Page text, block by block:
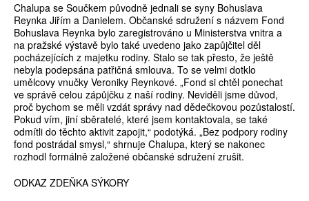
Chalupa se Součkem původně jednali se syny Bohuslava
Reynka Jiřím a Danielem. Občanské sdružení s názvem Fond
Bohuslava Reynka bylo zaregistrováno u Ministerstva vnitra a
na pražské výstavě bylo také uvedeno jako zapůjčitel děl
pocházejících z majetku rodiny. Stalo se tak přesto, že ještě
nebyla podepsána patřičná smlouva. To se velmi dotklo
umělcovy vnučky Veroniky Reynkové. „Fond si chtěl ponechat
ve správě celou zápůjčku z naší rodiny. Neviděli jsme důvod,
proč bychom se měli vzdát správy nad dědečkovou pozůstalostí.
Pokud vím, jiní sběratelé, které jsem kontaktovala, se také
odmítli do těchto aktivit zapojit,“ podotýká. „Bez podpory rodiny
fond postrádal smysl,“ shrnuje Chalupa, který se nakonec
rozhodl formálně založené občanské sdružení zrušit.
ODKAZ ZDEŇKA SÝKORY